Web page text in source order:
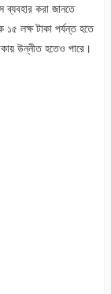
ব্যবহার করা জানতে
১৫ লক্ষ টাকা পর্যন্ত হতে
উন্নীত হতেও পারে।